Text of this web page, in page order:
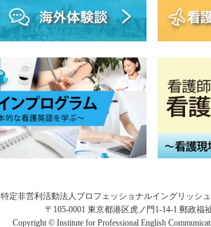
特定非営利活動法人プロフェッショナルイングリッシ
〒105-0001 東京都港区虎ノ門1-14-1 郵政福
Copyright © Institute for Professional English